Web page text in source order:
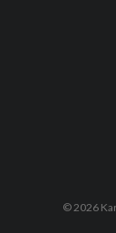
© 2026